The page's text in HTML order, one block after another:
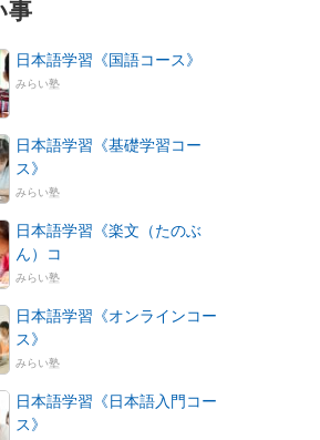
事
日本語学習《国語コース》
みらい塾
日本語学習《基礎学習コー
ス》
みらい塾
日本語学習《楽文（たのぶ
ん）コ
みらい塾
日本語学習《オンラインコー
ス》
みらい塾
日本語学習《日本語入門コー
ス》